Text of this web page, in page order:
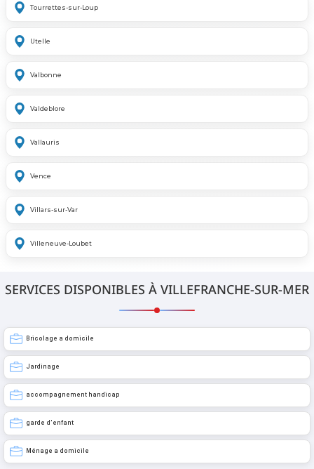
Tourrettes-sur-Loup
Utelle
Valbonne
Valdeblore
Vallauris
Vence
Villars-sur-Var
Villeneuve-Loubet
SERVICES DISPONIBLES À VILLEFRANCHE-SUR-MER
Bricolage a domicile
Jardinage
accompagnement handicap
garde d’enfant
Ménage a domicile